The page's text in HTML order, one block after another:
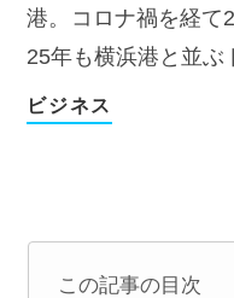
港。コロナ禍を経て
25年も横浜港と並ぶ
ビジネス
この記事の目次